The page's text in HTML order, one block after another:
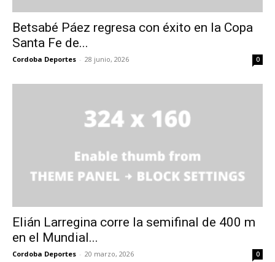
Betsabé Páez regresa con éxito en la Copa
Santa Fe de...
Cordoba Deportes - 28 junio, 2026 0
Elián Larregina corre la semifinal de 400 m
en el Mundial...
Cordoba Deportes - 20 marzo, 2026 0